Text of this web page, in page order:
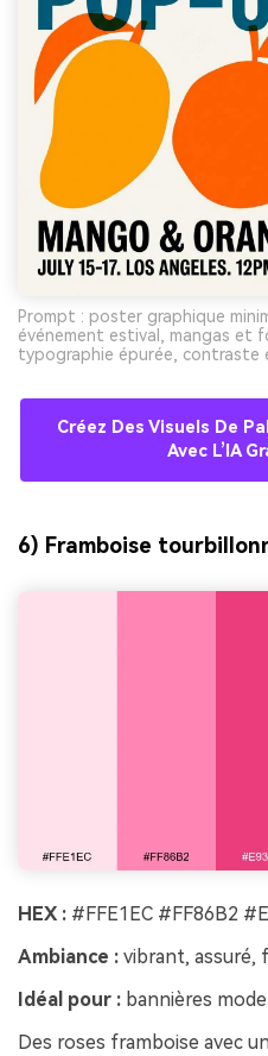
Prompt : poster graphique
événement estival, mangas et
typographie épurée, contraste
Créez Des Visuels De
Avec L’IA
6) Framboise
HEX : #FFE1EC #FF86B2
Ambiance : vibrant, assuré,
Idéal pour : bannières
Des roses framboise avec